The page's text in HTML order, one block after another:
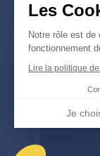
Les
Notre rôle est
fonctionnement
Lire la politique
Je
Notre plateforme vous